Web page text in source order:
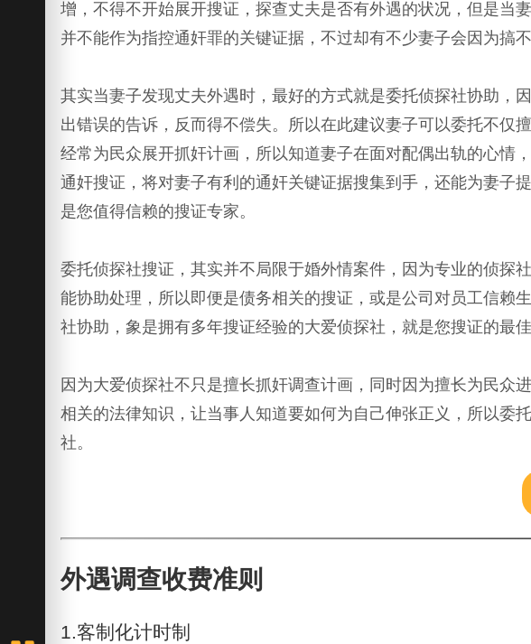
增，不得不开始展开搜证，探查丈夫是否有外遇的状况，但是当
并不能作为指控通奸罪的关键证据，不过却有不少妻子会因为搞
其实当妻子发现丈夫外遇时，最好的方式就是委托侦探社协助，
出错误的告诉，反而得不偿失。所以在此建议妻子可以委托不仅
经常为民众展开抓奸计画，所以知道妻子在面对配偶出轨的心情
通奸搜证，将对妻子有利的通奸关键证据搜集到手，还能为妻子
是您值得信赖的搜证专家。
委托侦探社搜证，其实并不局限于婚外情案件，因为专业的侦探
能协助处理，所以即便是债务相关的搜证，或是公司对员工信赖
社协助，象是拥有多年搜证经验的大爱侦探社，就是您搜证的最佳
因为大爱侦探社不只是擅长抓奸调查计画，同时因为擅长为民
相关的法律知识，让当事人知道要如何为自己伸张正义，所以委
社。
外遇调查收费准则
1.客制化计时制